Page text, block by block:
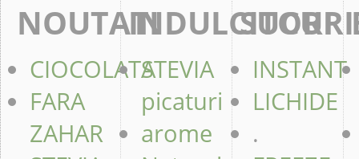
NOUTATI
CIOCOLATA
FARA
ZAHAR
INDULCITORI
STEVIA
picaturi
arome
SUCURI
INSTANT
LICHIDE
.